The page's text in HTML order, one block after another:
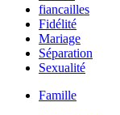
fiancailles
Fidélité
Mariage
Séparation
Sexualité
Famille